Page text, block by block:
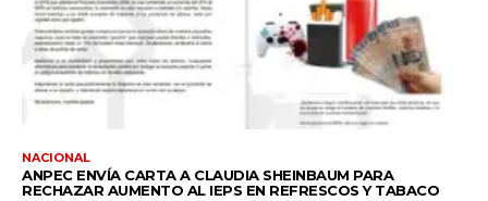
NACIONAL
ANPEC ENVÍA CARTA A CLAUDIA SHEINBAUM PARA
RECHAZAR AUMENTO AL IEPS EN REFRESCOS Y TABACO